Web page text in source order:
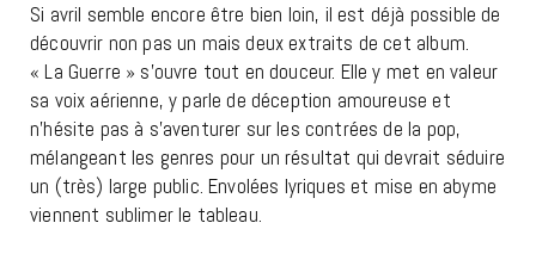
Si avril semble encore être bien loin, il est déjà possible de
découvrir non pas un mais deux extraits de cet album.
« La Guerre » s’ouvre tout en douceur. Elle y met en valeur
sa voix aérienne, y parle de déception amoureuse et
n’hésite pas à s’aventurer sur les contrées de la pop,
mélangeant les genres pour un résultat qui devrait séduire
un (très) large public. Envolées lyriques et mise en abyme
viennent sublimer le tableau.